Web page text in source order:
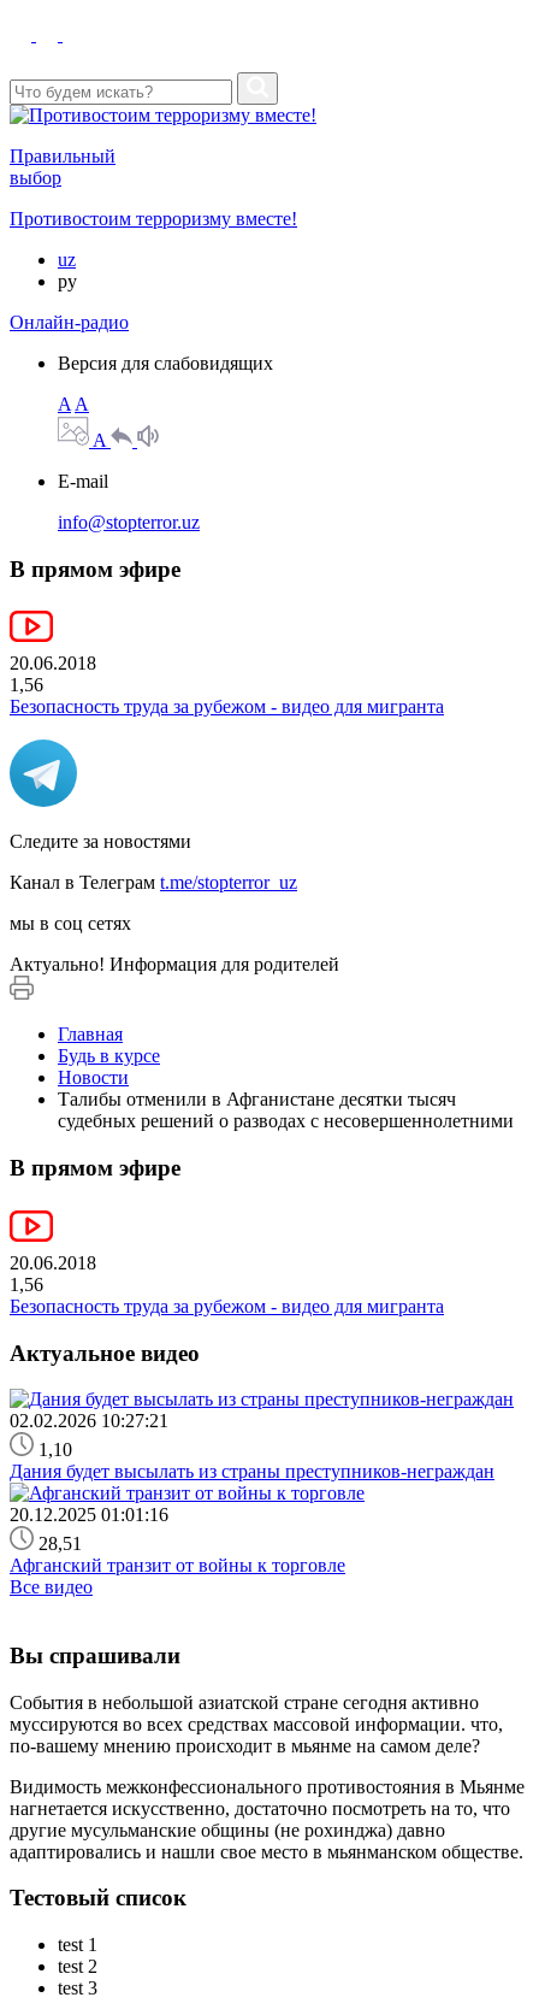
Правильный
выбор
Противостоим терроризму вместе!
uz
ру
Онлайн-радио
Версия для слабовидящих
A A
A
E-mail
info@stopterror.uz
В прямом эфире
20.06.2018
1,56
Безопасность труда за рубежом - видео для мигранта
Следите за новостями
Канал в Телеграм t.me/stopterror_uz
мы в соц сетях
Актуально! Информация для родителей
Главная
Будь в курсе
Новости
Талибы отменили в Афганистане десятки тысяч
судебных решений о разводах с несовершеннолетними
В прямом эфире
20.06.2018
1,56
Безопасность труда за рубежом - видео для мигранта
Актуальное видео
02.02.2026 10:27:21
1,10
Дания будет высылать из страны преступников-неграждан
20.12.2025 01:01:16
28,51
Афганский транзит от войны к торговле
Все видео
Вы спрашивали
События в небольшой азиатской стране сегодня активно
муссируются во всех средствах массовой информации. что,
по-вашему мнению происходит в мьянме на самом деле?
Видимость межконфессионального противостояния в Мьянме
нагнетается искусственно, достаточно посмотреть на то, что
другие мусульманские общины (не рохинджа) давно
адаптировались и нашли свое место в мьянманском обществе.
Тестовый список
test 1
test 2
test 3